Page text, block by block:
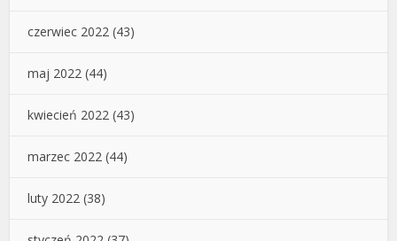
czerwiec 2022 (43)
maj 2022 (44)
kwiecień 2022 (43)
marzec 2022 (44)
luty 2022 (38)